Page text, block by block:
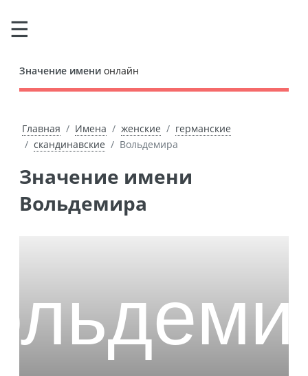
Значение имени онлайн
Главная Имена женские
германские
скандинавские
Вольдемира
Значение имени
Вольдемира